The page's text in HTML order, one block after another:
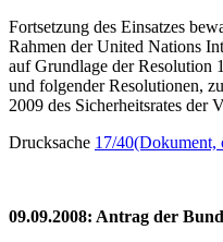
Fortsetzung des Einsatzes
Rahmen der United Nations
auf Grundlage der Resolution
und folgender Resolutionen,
2009 des Sicherheitsrates der
Drucksache 17/40(Dokument,
09.09.2008: Antrag der